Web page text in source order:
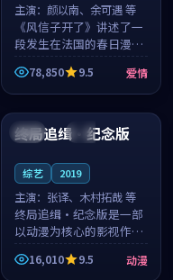
主演：颜以南、余可遇 等
《风信子开了》讲述了一
段发生在法国的春日漫步
故事。颜以南饰演的主角
与余可遇的角色因一场意
外卷入更深的纠葛，爱情
元素贯穿始终，节奏稳健
而富有张力，...
78,850 9.5 爱情
韩国 杜比
98:54
终局追缉·纪念版
综艺 2019
主演： 张译、木村拓哉 等
终局追缉·纪念版是一部
以动漫为核心的影视作
品，围绕危机、反转与人
物成长展开，整体节奏紧
16,010 9.5 动漫